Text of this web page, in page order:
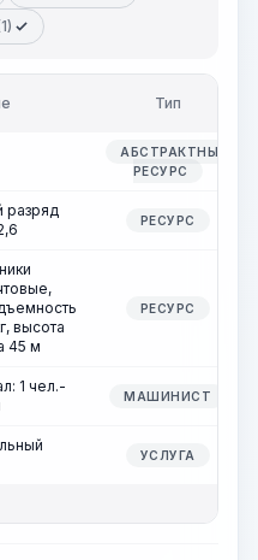
Тип
АБСТРАКТНЫЙ
РЕСУРС
разряд
РЕСУРС
высота
45 м
РЕСУРС
1 чел.-
МАШИНИСТ
УСЛУГА